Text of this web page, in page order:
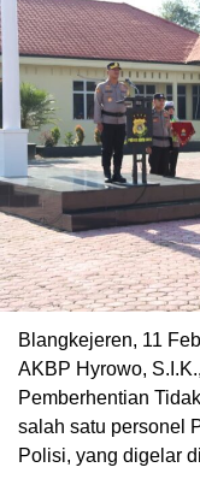
Blangkejeren, 11
AKBP Hyrowo,
Pemberhentian
salah satu personel
Polisi, yang digelar